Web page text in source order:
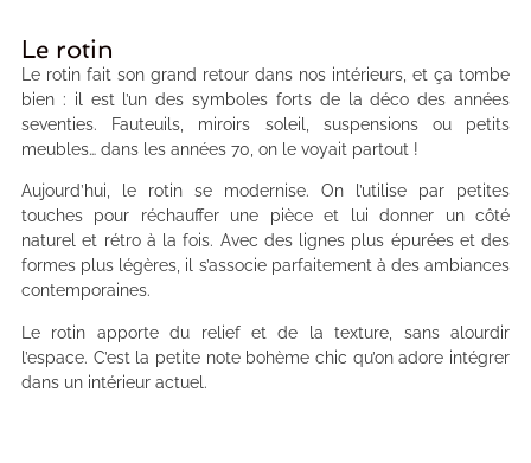
Le rotin
Le rotin fait son grand retour dans nos intérieurs, et ça tombe
bien : il est l’un des symboles forts de la déco des années
seventies. Fauteuils, miroirs soleil, suspensions ou petits
meubles… dans les années 70, on le voyait partout !
Aujourd’hui, le rotin se modernise. On l’utilise par petites
touches pour réchauffer une pièce et lui donner un côté
naturel et rétro à la fois. Avec des lignes plus épurées et des
formes plus légères, il s’associe parfaitement à des ambiances
contemporaines.
Le rotin apporte du relief et de la texture, sans alourdir
l’espace. C’est la petite note bohème chic qu’on adore intégrer
dans un intérieur actuel.